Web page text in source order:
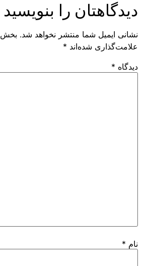
دیدگاهتان را بنویسید
نشانی ایمیل شما منتشر نخواهد شد.
علامت‌گذاری شده‌اند *
دیدگاه *
نام *